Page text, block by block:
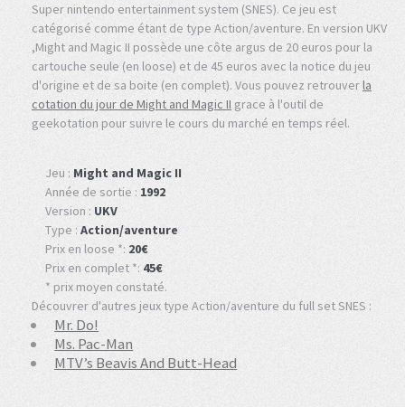
Super nintendo entertainment system (SNES). Ce jeu est
catégorisé comme étant de type Action/aventure. En version UKV
,Might and Magic II possède une côte argus de 20 euros pour la
cartouche seule (en loose) et de 45 euros avec la notice du jeu
d'origine et de sa boite (en complet). Vous pouvez retrouverla
cotation du jour de Might and Magic II grace à l'outil de
geekotation pour suivre le cours du marché en temps réel.
Jeu : Might and Magic II
Année de sortie : 1992
Version : UKV
Type : Action/aventure
Prix en loose *: 20€
Prix en complet *: 45€
* prix moyen constaté.
Découvrer d'autres jeux type Action/aventure du full set SNES :
Mr. Do!
Ms. Pac-Man
MTV’s Beavis And Butt-Head